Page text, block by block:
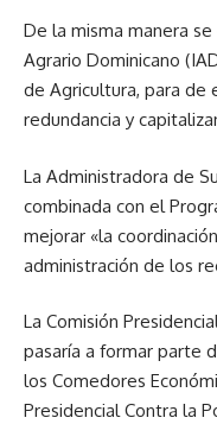
De la misma manera
Agrario Dominicano
de Agricultura, para de
redundancia y
La Administradora de
combinada con el
mejorar «la
administración de los
La Comisión
pasaría a formar parte
los Comedores
Presidencial Contra la